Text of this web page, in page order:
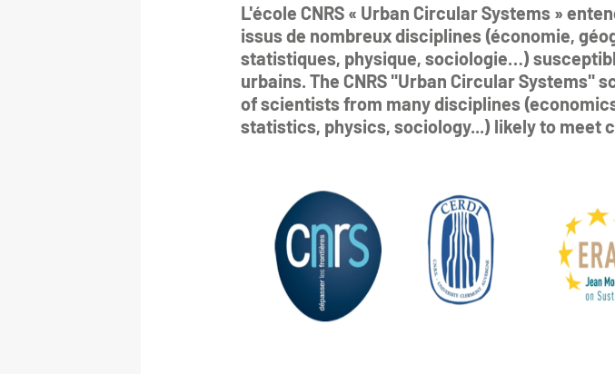
L'école CNRS « Urban Circular Systems »
issus de nombreux disciplines (économie,
statistiques, physique, sociologie…)
urbains. The CNRS "Urban Circular
of scientists from many disciplines
statistics, physics, sociology...) likely to meet